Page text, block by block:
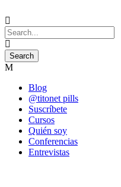
Blog
@titonet pills
Suscríbete
Cursos
Quién soy
Conferencias
Entrevistas